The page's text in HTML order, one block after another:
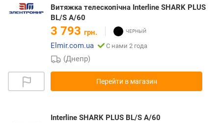
Витяжка телескопічна Interline SHARK PLUS
BL/S A/60
3 793 грн.
Elmir.com.ua
С нами 2 года
(Днепр)
Перейти в магазин
Interline SHARK PLUS BL/S A/60